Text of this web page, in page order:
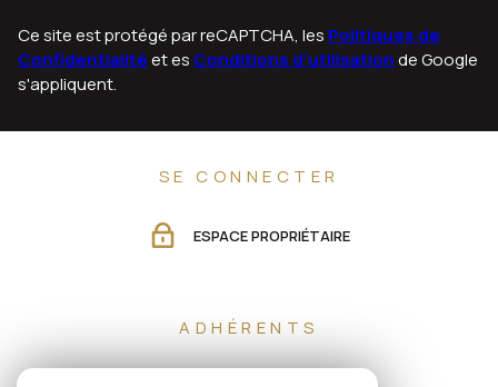
Ce site est protégé par reCAPTCHA, les Politiques de
Confidentialitéet es Conditions d'utilisationde Google
s'appliquent.
SE CONNECTER
ESPACE PROPRIÉTAIRE
ADHÉRENTS